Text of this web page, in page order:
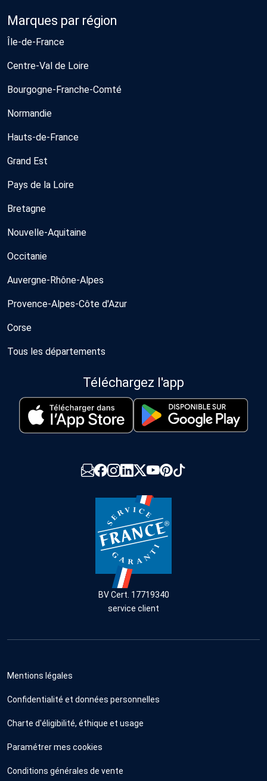
Marques par région
Île-de-France
Centre-Val de Loire
Bourgogne-Franche-Comté
Normandie
Hauts-de-France
Grand Est
Pays de la Loire
Bretagne
Nouvelle-Aquitaine
Occitanie
Auvergne-Rhône-Alpes
Provence-Alpes-Côte d'Azur
Corse
Tous les départements
Téléchargez l'app
BV Cert. 17719340
service client
Mentions légales
Confidentialité et données personnelles
Charte d'éligibilité, éthique et usage
Paramétrer mes cookies
Conditions générales de vente